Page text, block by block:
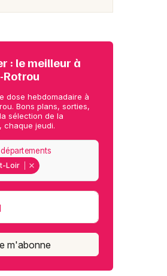
: le meilleur à
dose hebdomadaire à
Bons plans, sorties,
sélection de la
chaque jeudi.
Loir
m'abonne